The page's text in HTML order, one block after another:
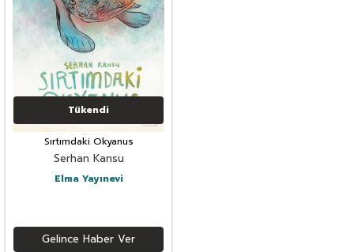
Tükendi
Sırtımdaki Okyanus
Serhan Kansu
Elma Yayınevi
Gelince Haber Ver